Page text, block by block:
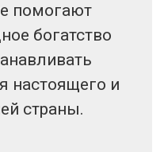
помогают
богатство
настоящего и
страны.